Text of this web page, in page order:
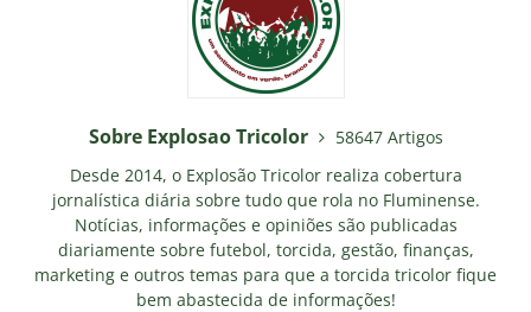
Sobre Explosao Tricolor
58647 Artigos
Desde 2014, o Explosão Tricolor realiza cobertura
jornalística diária sobre tudo que rola no Fluminense.
Notícias, informações e opiniões são publicadas
diariamente sobre futebol, torcida, gestão, finanças,
marketing e outros temas para que a torcida tricolor fique
bem abastecida de informações!